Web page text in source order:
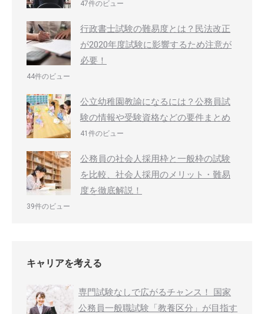
47件のビュー
行政書士試験の難易度とは？民法改正
が2020年度試験に影響するため注意が
必要！
44件のビュー
公立幼稚園教諭になるには？公務員試
験の情報や受験資格などの要件まとめ
41件のビュー
公務員の社会人採用枠と一般枠の試験
を比較、社会人採用のメリット・難易
度を徹底解説！
39件のビュー
キャリアを考える
専門試験なしで広がるチャンス！ 国家
公務員一般職試験「教養区分」が目指す